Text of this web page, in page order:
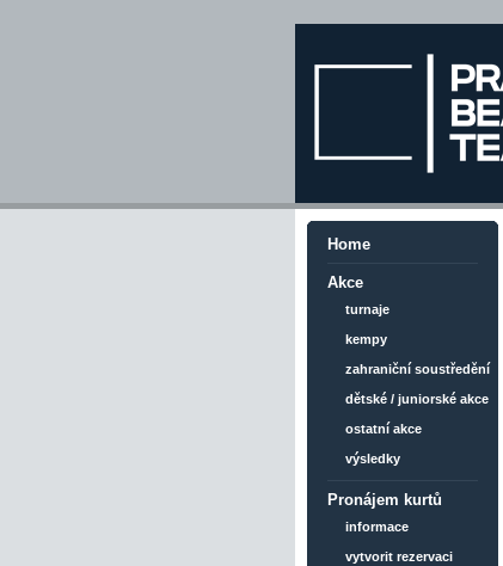
Home
Akce
turnaje
kempy
zahraniční soustředění
dětské / juniorské akce
ostatní akce
výsledky
Pronájem kurtů
informace
vytvorit rezervaci